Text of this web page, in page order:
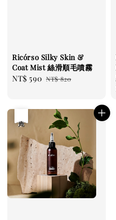
Ricórso Silky Skin &
Coat Mist 絲滑順毛噴霧
Sale
NT$ 590 Regular
NT$ 820